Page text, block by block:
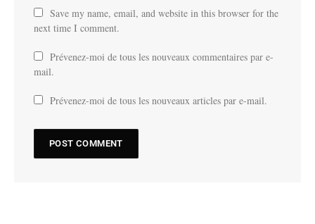
Save my name, email, and website in this browser for the
next time I comment.
Prévenez-moi de tous les nouveaux commentaires par e-
mail.
Prévenez-moi de tous les nouveaux articles par e-mail.